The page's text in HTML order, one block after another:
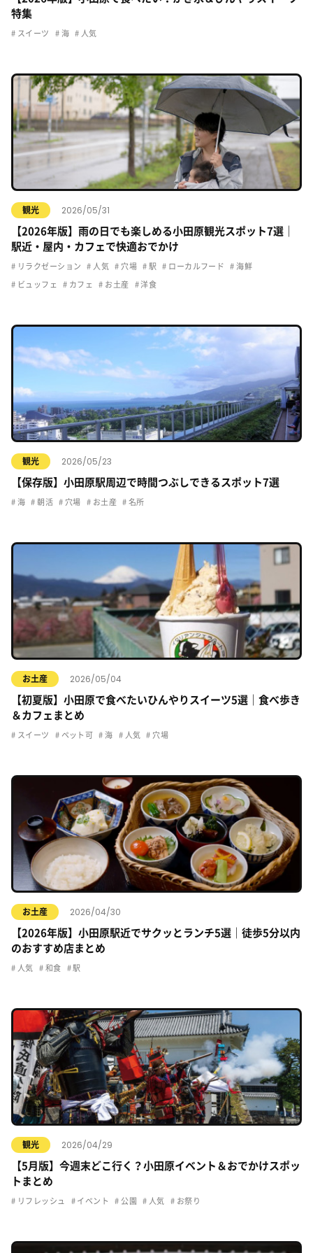
特集
スイーツ 海 人気
観光 2026/05/31
【2026年版】雨の日でも楽しめる小田原観光スポット7選｜
駅近・屋内・カフェで快適おでかけ
リラクゼーション 人気 穴場 駅 ローカルフード 海鮮
ビュッフェ カフェ お土産 洋食
観光 2026/05/23
【保存版】小田原駅周辺で時間つぶしできるスポット7選
海 朝活 穴場 お土産 名所
お土産 2026/05/04
【初夏版】小田原で食べたいひんやりスイーツ5選｜食べ歩き
＆カフェまとめ
スイーツ ペット可 海 人気 穴場
お土産 2026/04/30
【2026年版】小田原駅近でサクッとランチ5選｜徒歩5分以内
のおすすめ店まとめ
人気 和食 駅
観光 2026/04/29
【5月版】今週末どこ行く？小田原イベント＆おでかけスポッ
トまとめ
リフレッシュ イベント 公園 人気 お祭り